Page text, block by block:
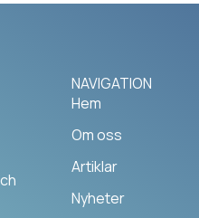
NAVIGATION
Hem
Om oss
Artiklar
Nyheter